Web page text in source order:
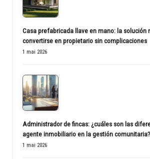
Casa prefabricada llave en mano: la solución
convertirse en propietario sin complicaciones
1 mai 2026
Administrador de fincas: ¿cuáles son las
agente inmobiliario en la gestión comunitaria?
1 mai 2026